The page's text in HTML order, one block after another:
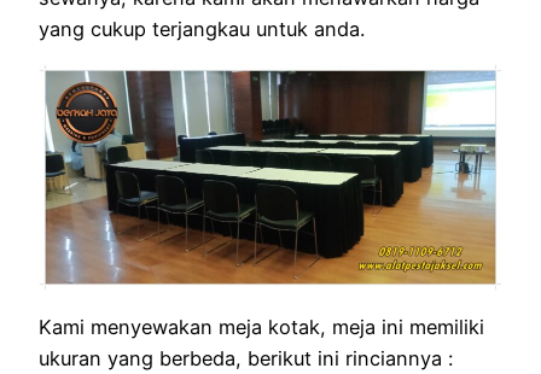
yang cukup terjangkau untuk anda.
Kami menyewakan meja kotak, meja ini memiliki
ukuran yang berbeda, berikut ini rinciannya :